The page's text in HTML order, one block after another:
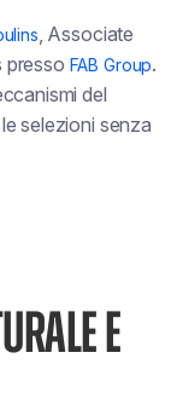
, Associate
presso FAB Group.
del
selezioni senza
E